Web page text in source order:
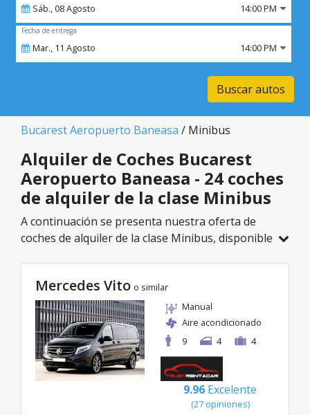
Sáb.,08Agosto 14:00 PM
Fecha de entrega
Mar., 11 Agosto 14:00 PM
Buscar autos
Bucarest Aeropuerto Baneasa / Minibus
Alquiler de Coches Bucarest
Aeropuerto Baneasa - 24 coches
de alquiler de la clase Minibus
A continuación se presenta nuestra oferta de
coches de alquiler de la clase Minibus, disponible
modelo ideal de la categoría seleccionada, con
tarifas excelentes desde solo 69€/día.
Mercedes Vito o similar
Manual
Aire acondicionado
9
4 4
9.96 Excelente
(27 opiniones)